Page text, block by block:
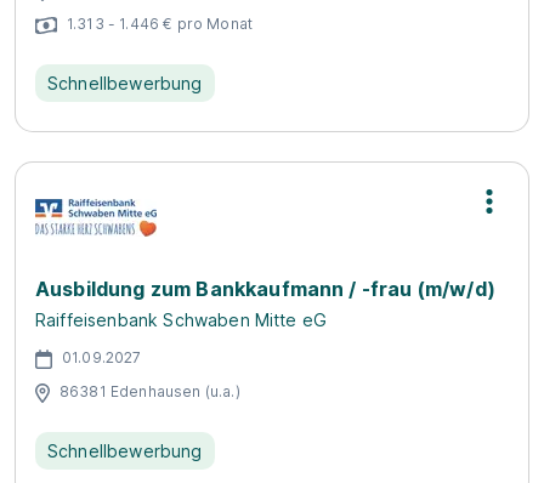
1.313 - 1.446 € pro Monat
Schnellbewerbung
Ausbildung zum Bankkaufmann / -frau (m/w/d)
Raiffeisenbank Schwaben Mitte eG
01.09.2027
86381 Edenhausen (u.a.)
Schnellbewerbung